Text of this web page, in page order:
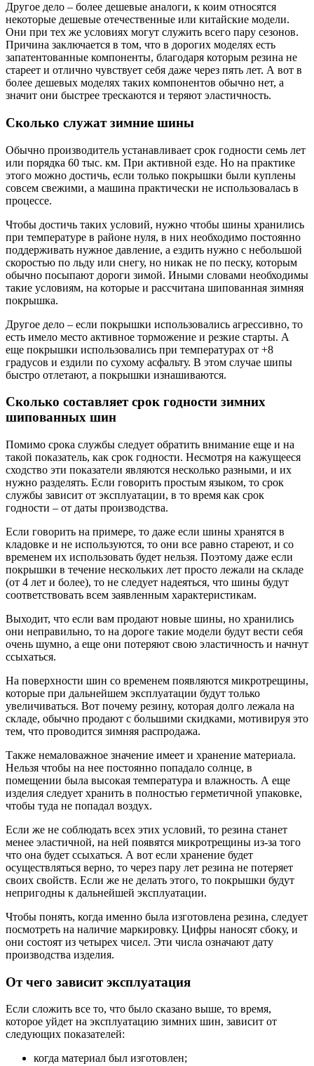
Другое дело – более дешевые аналоги, к коим относятся
некоторые дешевые отечественные или китайские модели.
Они при тех же условиях могут служить всего пару сезонов.
Причина заключается в том, что в дорогих моделях есть
запатентованные компоненты, благодаря которым резина не
стареет и отлично чувствует себя даже через пять лет. А вот в
более дешевых моделях таких компонентов обычно нет, а
значит они быстрее трескаются и теряют эластичность.
Сколько служат зимние шины
Обычно производитель устанавливает срок годности семь лет
или порядка 60 тыс. км. При активной езде. Но на практике
этого можно достичь, если только покрышки были куплены
совсем свежими, а машина практически не использовалась в
процессе.
Чтобы достичь таких условий, нужно чтобы шины хранились
при температуре в районе нуля, в них необходимо постоянно
поддерживать нужное давление, а ездить нужно с небольшой
скоростью по льду или снегу, но никак не по песку, которым
обычно посыпают дороги зимой. Иными словами необходимы
такие условиям, на которые и рассчитана шипованная зимняя
покрышка.
Другое дело – если покрышки использовались агрессивно, то
есть имело место активное торможение и резкие старты. А
еще покрышки использовались при температурах от +8
градусов и ездили по сухому асфальту. В этом случае шипы
быстро отлетают, а покрышки изнашиваются.
Сколько составляет срок годности зимних
шипованных шин
Помимо срока службы следует обратить внимание еще и на
такой показатель, как срок годности. Несмотря на кажущееся
сходство эти показатели являются несколько разными, и их
нужно разделять. Если говорить простым языком, то срок
службы зависит от эксплуатации, в то время как срок
годности – от даты производства.
Если говорить на примере, то даже если шины хранятся в
кладовке и не используются, то они все равно стареют, и со
временем их использовать будет нельзя. Поэтому даже если
покрышки в течение нескольких лет просто лежали на складе
(от 4 лет и более), то не следует надеяться, что шины будут
соответствовать всем заявленным характеристикам.
Выходит, что если вам продают новые шины, но хранились
они неправильно, то на дороге такие модели будут вести себя
очень шумно, а еще они потеряют свою эластичность и начнут
ссыхаться.
На поверхности шин со временем появляются микротрещины,
которые при дальнейшем эксплуатации будут только
увеличиваться. Вот почему резину, которая долго лежала на
складе, обычно продают с большими скидками, мотивируя это
тем, что проводится зимняя распродажа.
Также немаловажное значение имеет и хранение материала.
Нельзя чтобы на нее постоянно попадало солнце, в
помещении была высокая температура и влажность. А еще
изделия следует хранить в полностью герметичной упаковке,
чтобы туда не попадал воздух.
Если же не соблюдать всех этих условий, то резина станет
менее эластичной, на ней появятся микротрещины из-за того
что она будет ссыхаться. А вот если хранение будет
осуществляться верно, то через пару лет резина не потеряет
своих свойств. Если же не делать этого, то покрышки будут
непригодны к дальнейшей эксплуатации.
Чтобы понять, когда именно была изготовлена резина, следует
посмотреть на наличие маркировку. Цифры наносят сбоку, и
они состоят из четырех чисел. Эти числа означают дату
производства изделия.
От чего зависит эксплуатация
Если сложить все то, что было сказано выше, то время,
которое уйдет на эксплуатацию зимних шин, зависит от
следующих показателей:
когда материал был изготовлен;